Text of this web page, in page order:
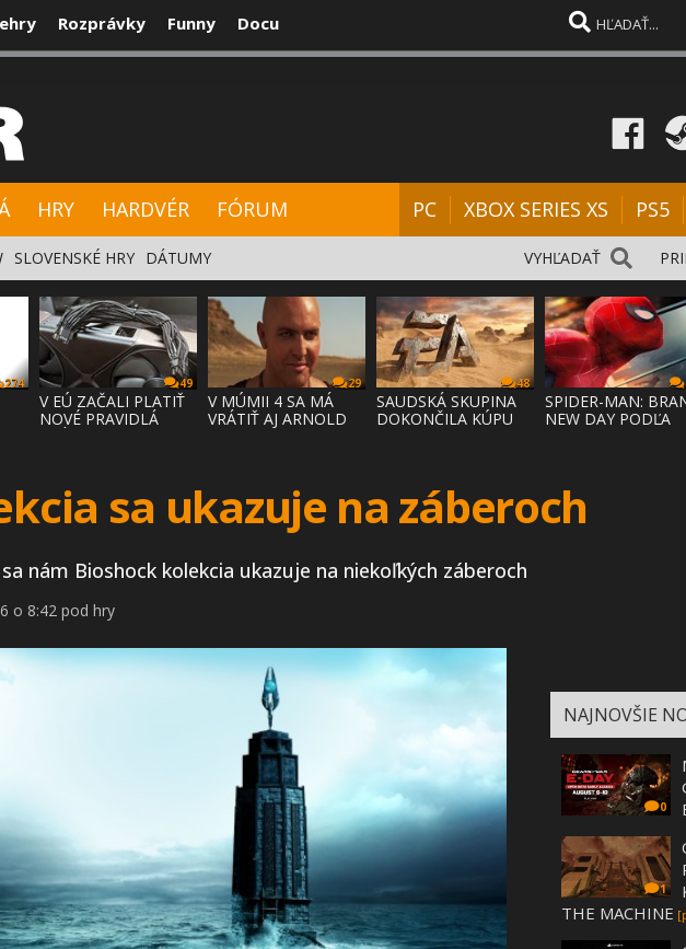
Rozprávky Funny Docu
HRY HARDVÉR FÓRUM PC XBOX SERIES XS PS5
VYHĽADAŤ
SLOVENSKÉ HRY DÁTUMY
274 49
V EÚ ZAČALI PLATIŤ
NOVÉ PRAVIDLÁ
29
V MÚMII 4 SA MÁ
VRÁTIŤ AJ ARNOLD
48
SAUDSKÁ SKUPINA
DOKONČILA KÚPU
SPIDER-MAN:
NEW DAY PODĽA
sa ukazuje na záberoch
nám Bioshock kolekcia ukazuje na niekoľkých záberoch
o 8:42 pod hry
NAJNOVŠIE
0
1
THE MACHINE